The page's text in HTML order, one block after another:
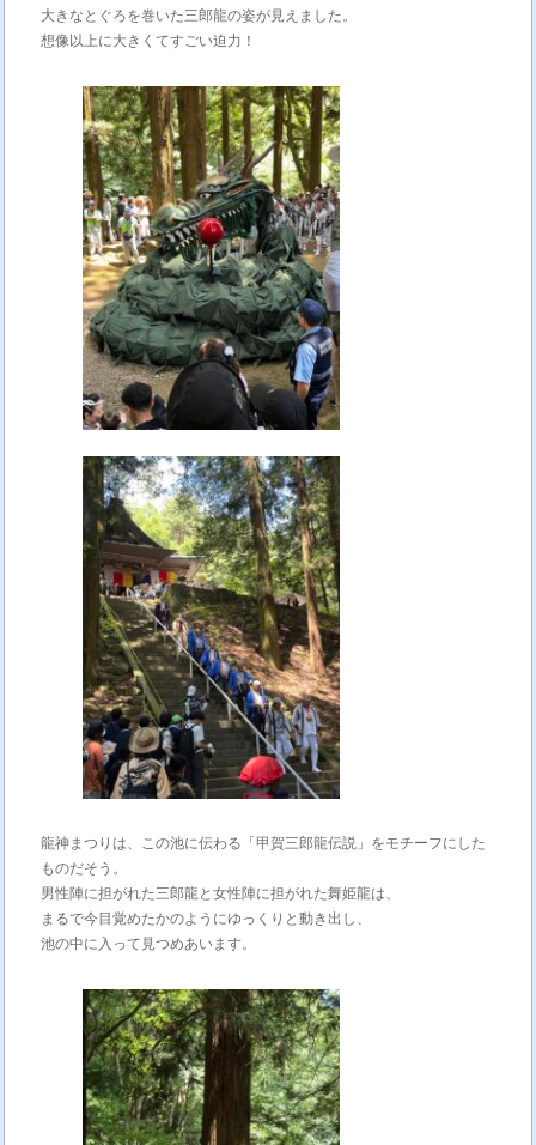
大きなとぐろを巻いた三郎龍の姿が見えました。
想像以上に大きくてすごい迫力！
龍神まつりは、この池に伝わる「甲賀三郎龍伝説」をモチーフにした
ものだそう。
男性陣に担がれた三郎龍と女性陣に担がれた舞姫龍は、
まるで今目覚めたかのようにゆっくりと動き出し、
池の中に入って見つめあいます。